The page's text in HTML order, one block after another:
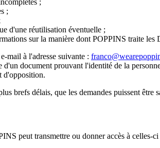
;
;
d'une réutilisation éventuelle ;
sur la manière dont POPPINS traite les
mail à l'adresse suivante :
document prouvant l'identité de la
d'opposition.
brefs délais, que les demandes puissent
peut transmettre ou donner accès à celles-